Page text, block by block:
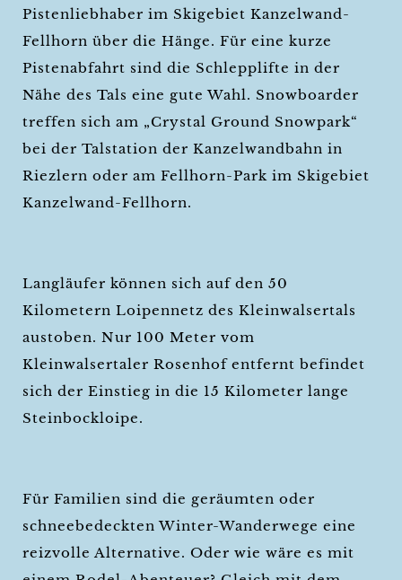
Pistenliebhaber im Skigebiet Kanzelwand-
Fellhorn über die Hänge. Für eine kurze
Pistenabfahrt sind die Schlepplifte in der
Nähe des Tals eine gute Wahl. Snowboarder
treffen sich am „Crystal Ground Snowpark“
bei der Talstation der Kanzelwandbahn in
Riezlern oder am Fellhorn-Park im Skigebiet
Kanzelwand-Fellhorn.
Langläufer können sich auf den 50
Kilometern Loipennetz des Kleinwalsertals
austoben. Nur 100 Meter vom
Kleinwalsertaler Rosenhof entfernt befindet
sich der Einstieg in die 15 Kilometer lange
Steinbockloipe.
Für Familien sind die geräumten oder
schneebedeckten Winter-Wanderwege eine
reizvolle Alternative. Oder wie wäre es mit